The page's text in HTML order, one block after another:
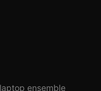
ensemble